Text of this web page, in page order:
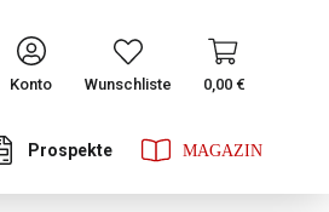
CONTINUE
Konto
Wunschliste 0,00 €
Prospekte